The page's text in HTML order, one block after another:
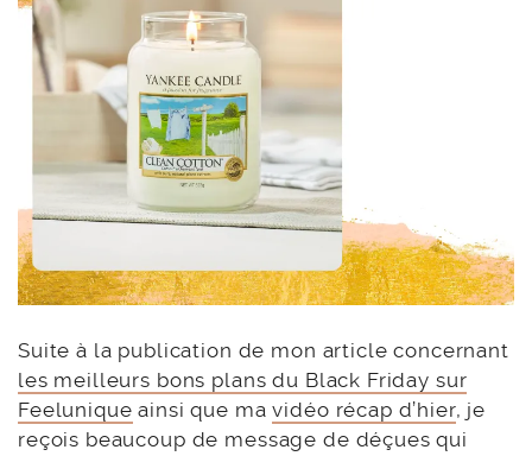
Suite à la publication de mon article concernant
les meilleurs bons plans du Black Friday sur
Feelunique ainsi que mavidéo récap d’hier, je
reçois beaucoup de message de déçues qui